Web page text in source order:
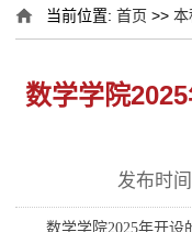
当前位置:首页 >>本
数学学院
发布时
数学学院2025年开设